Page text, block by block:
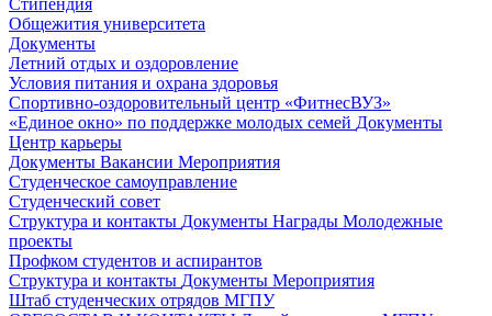
Общежития университета
Документы
Летний отдых и оздоровление
Условия питания и охрана здоровья
Спортивно-оздоровительный центр «ФитнесВУЗ»
«Единое окно» по поддержке молодых семей Документы
Центр карьеры
Документы Вакансии Мероприятия
Студенческое самоуправление
Студенческий совет
Структура и контакты Документы Награды Молодежные
проекты
Профком студентов и аспирантов
Структура и контакты Документы Мероприятия
Штаб студенческих отрядов МГПУ